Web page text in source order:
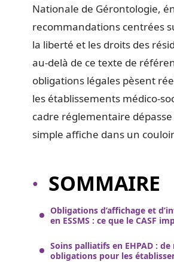
Nationale de Gérontologie,
recommandations centrées
la liberté et les droits des
au-delà de ce texte de
obligations légales pèsent
les établissements médico-
cadre réglementaire
simple affiche dans un couloir
SOMMAIRE
Obligations d’affichage et
en ESSMS : ce que le CASF
Soins palliatifs en EHPAD :
obligations pour les